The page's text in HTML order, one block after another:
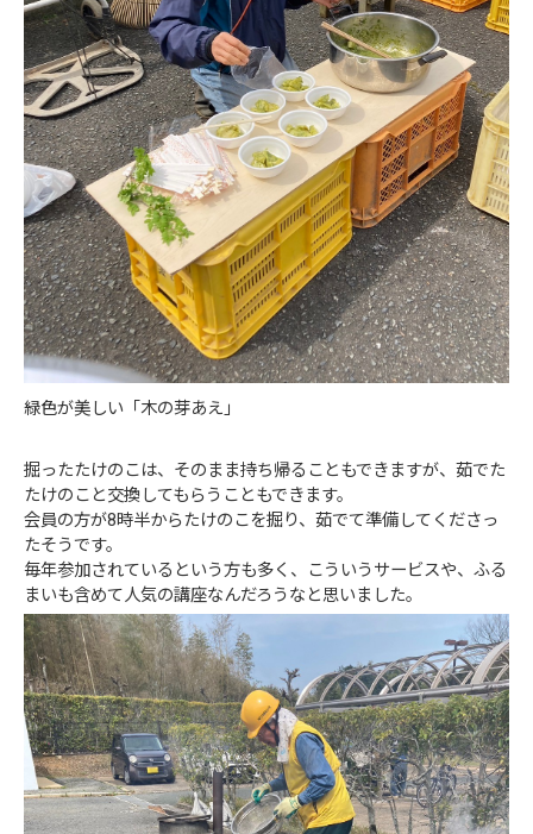
緑色が美しい「木の芽あえ」
掘ったたけのこは、そのまま持ち帰ることもできますが、茹でた
たけのこと交換してもらうこともできます。
会員の方が8時半からたけのこを掘り、茹でて準備してくださっ
たそうです。
毎年参加されているという方も多く、こういうサービスや、ふる
まいも含めて人気の講座なんだろうなと思いました。